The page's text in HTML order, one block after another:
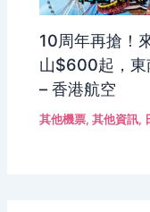
10周年再搶！
山$600起，東
– 香港航空
其他機票,其他資訊,